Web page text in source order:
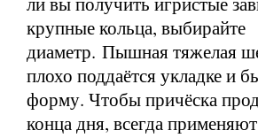
крупные кольца, выбирайте
диаметр. Пышная тяжелая
плохо поддаётся укладке и
форму. Чтобы причёска
конца дня, всегда